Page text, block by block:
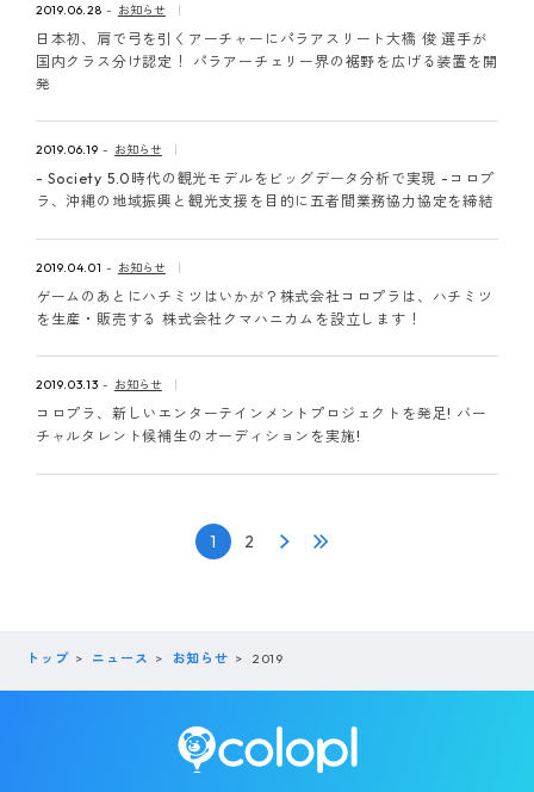
2019.06.28 お知らせ
日本初、肩で弓を引くアーチャーにパラアスリート大橋 俊 選手が
国内クラス分け認定！ パラアーチェリー界の裾野を広げる装置を開
発
2019.06.19 お知らせ
- Society 5.0時代の観光モデルをビッグデータ分析で実現 -コロプ
ラ、沖縄の地域振興と観光支援を目的に五者間業務協力協定を締結
2019.04.01 お知らせ
ゲームのあとにハチミツはいかが？株式会社コロプラは、ハチミツ
を生産・販売する 株式会社クマハニカムを設立します！
2019.03.13 お知らせ
コロプラ、新しいエンターテインメントプロジェクトを発足! バー
チャルタレント候補生のオーディションを実施!
1 2
トップ ニュース お知らせ 2019